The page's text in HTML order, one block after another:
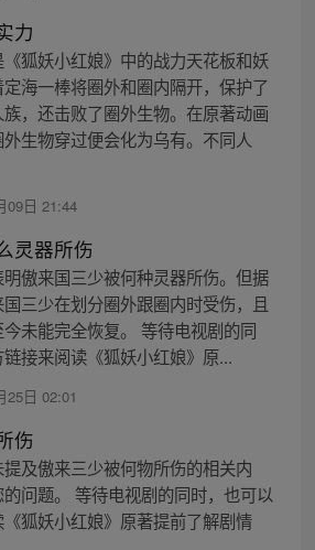
力
狐妖小红娘》中的战力天花板和妖
海一棒将圈外和圈内隔开，保护了
，还击败了圈外生物。在原著动画
生物穿过便会化为乌有。不同人
09日 21:44
灵器所伤
傲来国三少被何种灵器所伤。但据
三少在划分圈外跟圈内时受伤，且
未能完全恢复。 等待电视剧的同
接来阅读《狐妖小红娘》原...
25日 02:01
伤
提及傲来三少被何物所伤的相关内
问题。 等待电视剧的同时，也可以
狐妖小红娘》原著提前了解剧情